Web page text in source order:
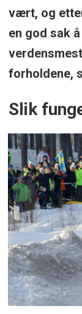
vært, og
en god sak
forholdene,
Slik